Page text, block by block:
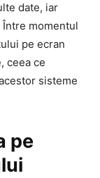
date, iar
momentul
pe ecran
ceea ce
sisteme
pe